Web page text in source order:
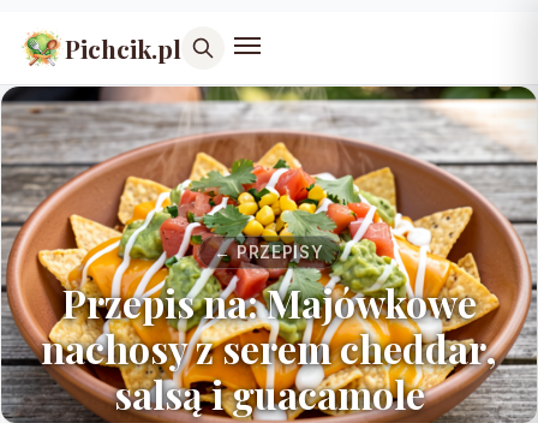
Pichcik.pl
← PRZEPISY
Przepis na: Majówkowe
nachosy z serem cheddar,
salsą i guacamole